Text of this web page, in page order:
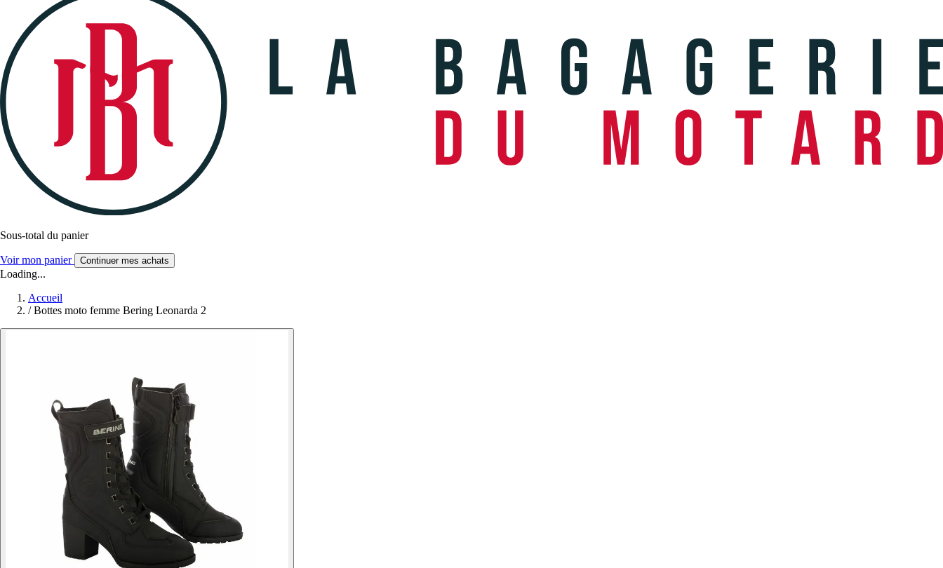
Sous-total du panier
Voir mon panier Continuer mes achats
Loading...
Accueil
/ Bottes moto femme Bering Leonarda 2